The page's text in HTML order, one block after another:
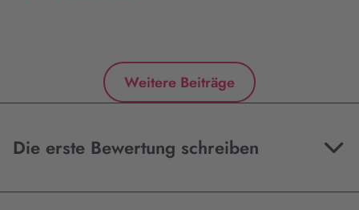
Weitere Beiträge
Die erste Bewertung schreiben